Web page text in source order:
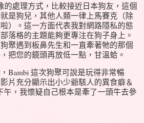
的處理方式，比較接近日本狗友，這個
是狗兒，其他人類一律上馬賽克（除
）。這一方面代表我對網路隱私的態
落格的主題能夠更專注在狗子身上。
聚遇到板鼻先生和一直牽著牠的那個
把您的鏡頭再放低一點，甘溫蛤。
Bambi 這次狗聚可說是玩得非常暢
片充分顯示出小少爺駭人的異食癖＆
午，我懷疑自己根本是牽了一頭牛去參